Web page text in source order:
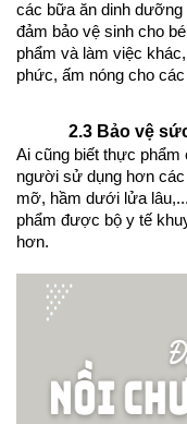
các bữa ăn dinh dưỡng
đảm bảo vệ sinh cho
phẩm và làm việc
phức, ấm nóng cho các
2.3 Bảo vệ
Ai cũng biết thực
người sử dụng hơn
mỡ, hầm dưới lửa
phẩm được bộ y tế
hơn.